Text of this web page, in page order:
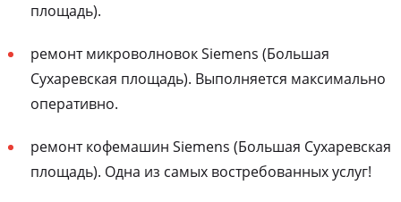
площадь).
ремонт микроволновок Siemens (Большая
Сухаревская площадь). Выполняется максимально
оперативно.
ремонт кофемашин Siemens (Большая Сухаревская
площадь). Одна из самых востребованных услуг!